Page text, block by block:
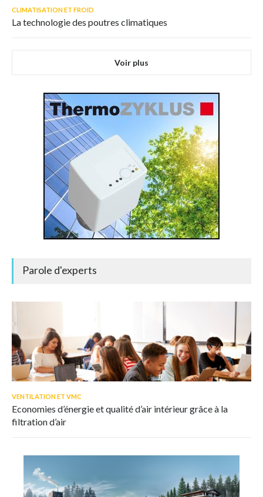
CLIMATISATION ET FROID
La technologie des poutres climatiques
Voir plus
Parole d'experts
VENTILATION ET VMC
Economies d’énergie et qualité d’air intérieur grâce à la
filtration d’air